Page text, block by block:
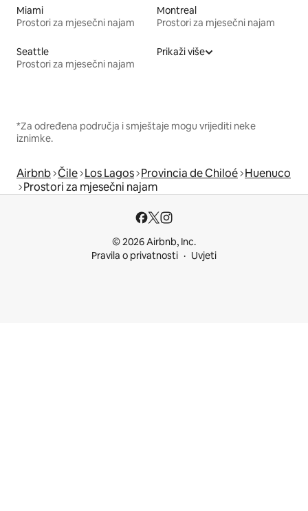
Miami
Prostori za mjesečni najam
Montreal
Prostori za mjesečni najam
Seattle
Prostori za mjesečni najam
Prikaži više
*Za određena područja i smještaje mogu vrijediti neke
iznimke.
Airbnb Čile Los Lagos Provincia de Chiloé Huenuco
Prostori za mjesečni najam
© 2026 Airbnb, Inc.
Pravila o privatnosti
Uvjeti